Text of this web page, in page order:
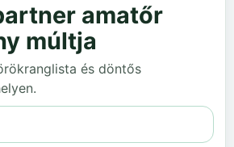
amatőr
múltja
és döntős